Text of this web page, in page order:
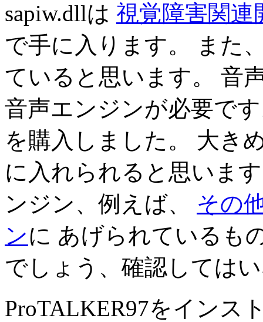
sapiw.dllは 視覚障害関連
で手に入ります。 また
ていると思います。 音
音声エンジンが必要で
を購入しました。 大き
に入れられると思いま
ンジン、例えば、 その
ンに あげられているも
でしょう、確認しては
ProTALKER97をインス